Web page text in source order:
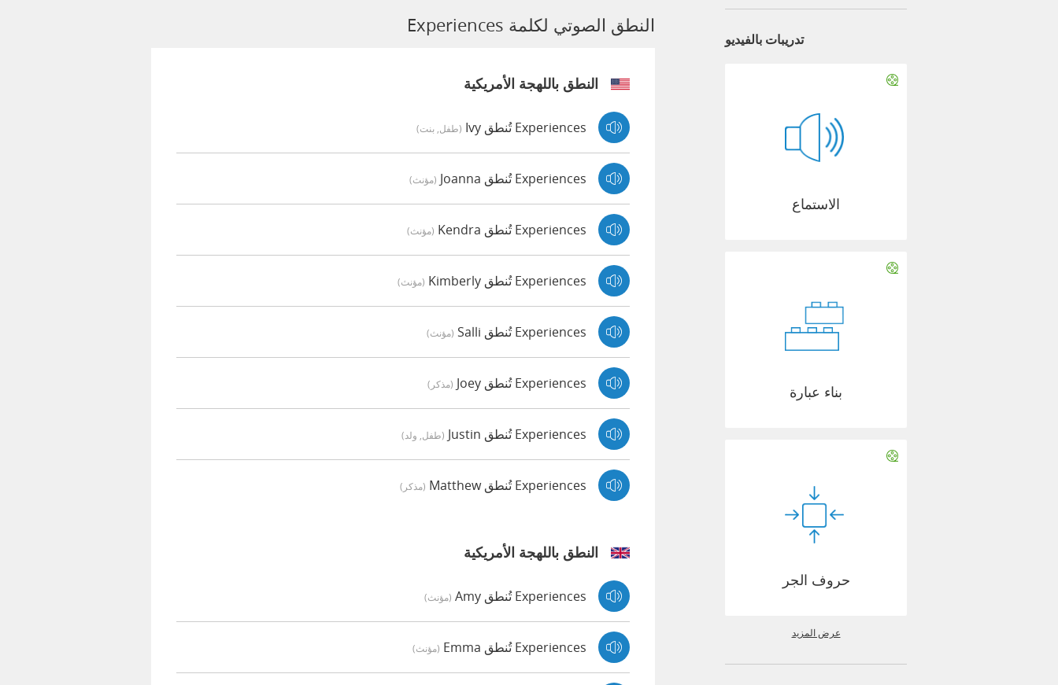
النطق الصوتي لكلمة Experiences
النطق باللهجة الأمريكية
Experiences تُنطق Ivy (طفل, بنت)
Experiences تُنطق Joanna (مؤنث)
Experiences تُنطق Kendra (مؤنث)
Experiences تُنطق Kimberly (مؤنث)
Experiences تُنطق Salli (مؤنث)
Experiences تُنطق Joey (مذكر)
Experiences تُنطق Justin (طفل, ولد)
Experiences تُنطق Matthew (مذكر)
النطق باللهجة الأمريكية
Experiences تُنطق Amy (مؤنث)
Experiences تُنطق Emma (مؤنث)
تدريبات بالفيديو
الاستماع
بناء عبارة
حروف الجر
عرض المزيد